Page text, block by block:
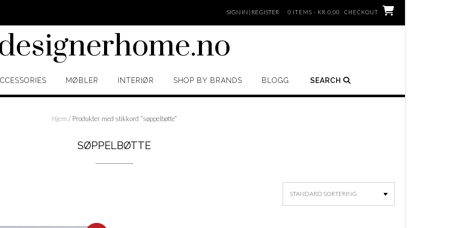
SIGN IN | REGISTER 0 ITEMS - KR 0,00 CHECKOUT
MØBLER INTERIØR SHOP BY BRANDS BLOGG SEARCH
Hjem / Produkter med stikkord “søppelbøtte”
SØPPELBØTTE